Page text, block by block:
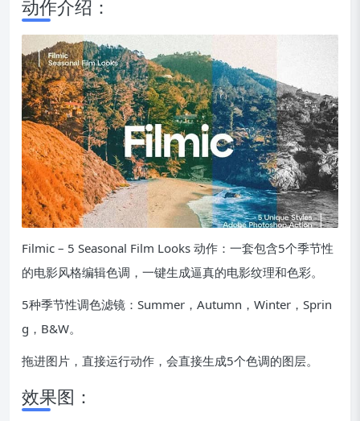
动作介绍：
Filmic – 5 Seasonal Film Looks 动作：一套包含5个季节性
的电影风格编辑色调，一键生成逼真的电影纹理和色彩。
5种季节性调色滤镜：Summer，Autumn，Winter，Sprin
g，B&W。
拖进图片，直接运行动作，会直接生成5个色调的图层。
效果图：